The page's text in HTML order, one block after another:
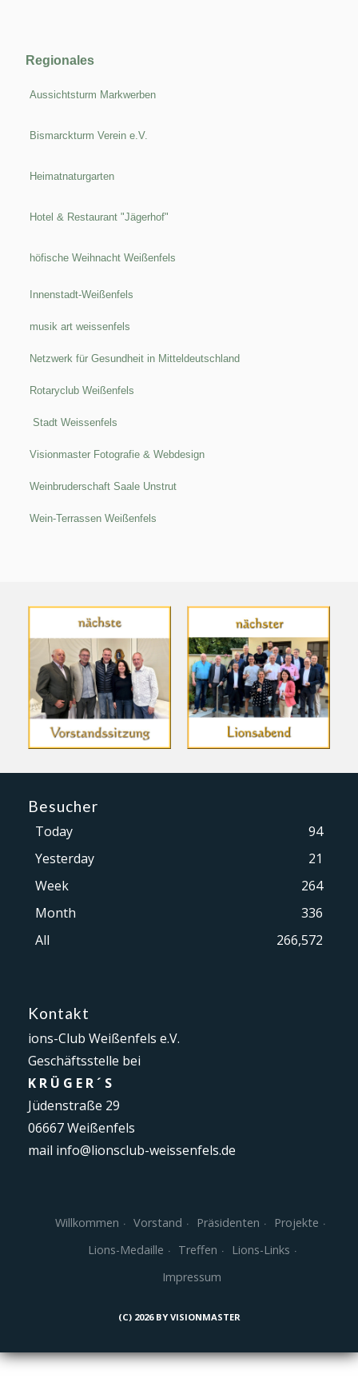
Regionales
Aussichtsturm Markwerben
Bismarckturm Verein e.V.
Heimatnaturgarten
Hotel & Restaurant "Jägerhof"
höfische Weihnacht Weißenfels
Innenstadt-Weißenfels
musik art weissenfels
Netzwerk für Gesundheit in Mitteldeutschland
Rotaryclub Weißenfels
Stadt Weissenfels
Visionmaster Fotografie & Webdesign
Weinbruderschaft Saale Unstrut
Wein-Terrassen Weißenfels
Besucher
Today
94
Yesterday
21
Week
264
Month
336
All
266,572
Kontakt
ions-Club Weißenfels e.V.
Geschäftsstelle bei
K R Ü G E R ´ S
Jüdenstraße 29
06667 Weißenfels
mail info@lionsclub-weissenfels.de
Willkommen Vorstand Präsidenten
Projekte
Lions-Medaille
Treffen
Lions-Links
Impressum
(C) 2026 BY VISIONMASTER